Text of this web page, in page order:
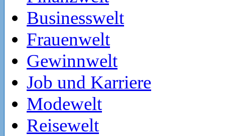
Businesswelt
Frauenwelt
Gewinnwelt
Job und Karriere
Modewelt
Reisewelt